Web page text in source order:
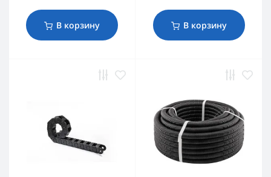
В корзину В корзину